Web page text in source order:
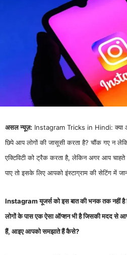
असल न्यूज़: Instagram Tricks in Hindi: क्या
छिपे आप लोगों की जासूसी करता है? चौंक गए न
एक्टिविटी को ट्रैक करता है, लेकिन अगर आप
पाए तो इसके लिए आपको इंस्टाग्राम की सेटिंग में
Instagram यूजर्स को इस बात की भनक तक नहीं है
लोगों के पास एक ऐसा ऑप्शन भी है जिसकी मदद से
हैं, आइए आपको समझाते हैं कैसे?